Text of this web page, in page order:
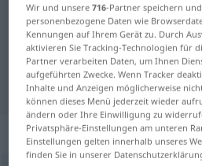
Deutsch-
für "friedlich"
"friedlich"
„friedlich“
Wir und unsere716-Partner speichern
personenbezogene Daten wie
Kennungen auf Ihrem Gerät zu. Durch
aktivieren Sie Tracking-Technologien für
Partner verarbeiten Daten, um Ihnen
aufgeführten Zwecke. Wenn Tracker
Inhalte und Anzeigen möglicherweise
können dieses Menü jederzeit wieder
ändern oder Ihre Einwilligung zu
Privatsphäre-Einstellungen am unteren
Einstellungen gelten innerhalb unseres
finden Sie in unserer